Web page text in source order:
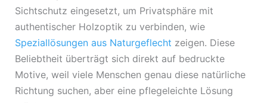
Sichtschutz eingesetzt, um Privatsphäre mit
authentischer Holzoptik zu verbinden, wie
Speziallösungen aus Naturgeflecht zeigen. Diese
Beliebtheit überträgt sich direkt auf bedruckte
Motive, weil viele Menschen genau diese natürliche
Richtung suchen, aber eine pflegeleichte Lösung